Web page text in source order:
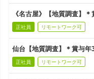
《名古屋》【地質調査】
正社員 リモートワーク可
仙台【地質調査】＊賞与
正社員 リモートワーク可